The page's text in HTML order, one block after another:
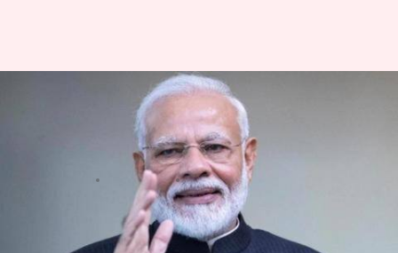
अंतरराष्ट्रीय महिला दिवस: प्रधानमंत्री
मोदी ने महिलाओं को सौंपे अपने
सोशल मीडिया अकाउंट्स
Mar 08, 2020 11:48 am